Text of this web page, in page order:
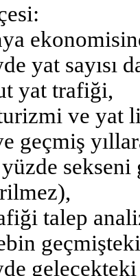
yat sayısı
yat trafiği,
ve yat
geçmiş
talep